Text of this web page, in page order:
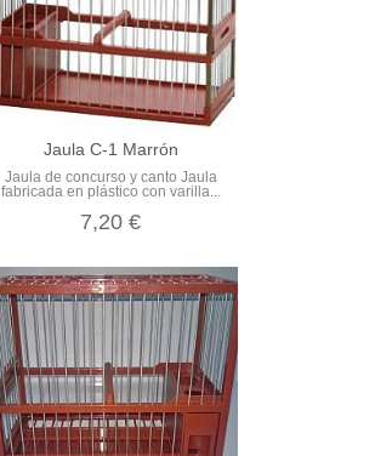
Jaula C-1 Marrón
Jaula de concurso y canto Jaula
fabricada en plástico con varilla...
7,20 €